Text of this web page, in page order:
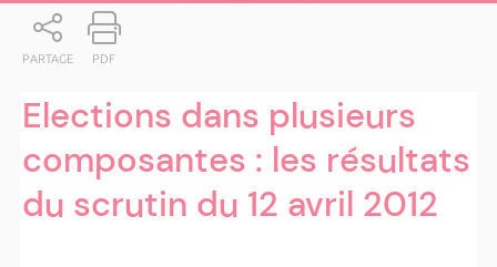
PARTAGE PDF
Elections dans plusieurs
composantes : les résultats
du scrutin du 12 avril 2012